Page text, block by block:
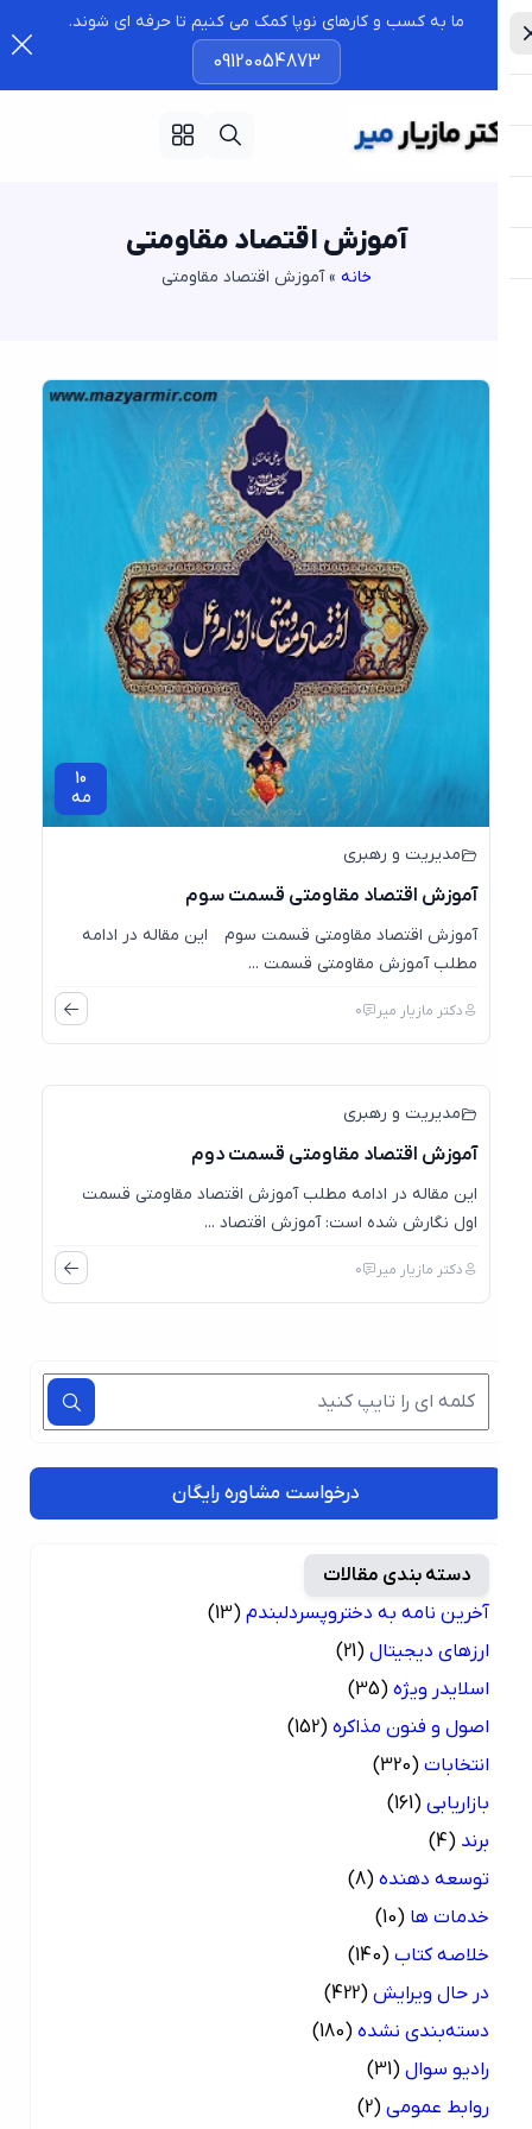
ما به کسب و کارهای نوپا کمک می کنیم تا حرفه ای شوند.
09120054873
آموزش اقتصاد مقاومتی
»آموزش اقتصاد مقاومتی
مدیریت و رهبری
آموزش اقتصاد مقاومتی قسمت سوم
آموزش اقتصاد مقاومتی قسمت سوم این مقاله در ادامه
مطلب آموزش مقاومتی قسمت ...
دکتر مازیار میر 0
03
مدیریت و رهبری
آموزش اقتصاد مقاومتی قسمت دوم
این مقاله در ادامه مطلب آموزش اقتصاد مقاومتی قسمت
اول نگارش شده است: آموزش اقتصاد ...
دکتر مازیار میر 0
درخواست مشاوره رایگان
دسته بندی مقالات
آخرین نامه به دختروپسردلبندم (13)
ارزهای دیجیتال (21)
اسلایدر ویژه (35)
اصول و فنون مذاکره (152)
انتخابات (320)
بازاریابی (161)
(4)
توسعه دهنده (8)
خدمات ها (10)
خلاصه کتاب (140)
در حال ویرایش (422)
دسته‌بندی نشده (180)
رادیو سوال (31)
روابط عمومی (2)